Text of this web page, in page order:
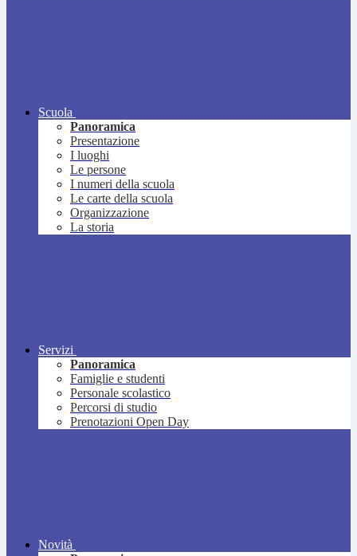
Scuola
Panoramica
Presentazione
I luoghi
Le persone
I numeri della scuola
Le carte della scuola
Organizzazione
La storia
Servizi
Panoramica
Famiglie e studenti
Personale scolastico
Percorsi di studio
Prenotazioni Open Day
Novità